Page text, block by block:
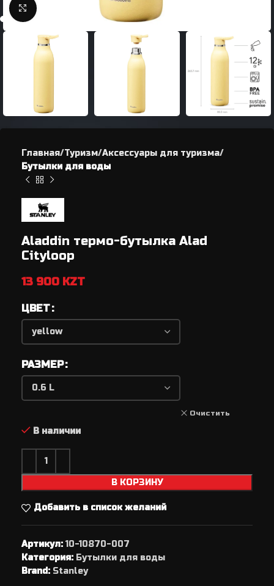
Нажмите, чтобы увеличить
Главная Туризм Аксессуары для туризма
Бутылки для воды
Aladdin термо-бутылка Alad
Cityloop
13 900 KZT
ЦВЕТ
РАЗМЕР
Очистить
В наличии
В КОРЗИНУ
Добавить в список желаний
Артикул:10-10870-007
Категория: Бутылки для воды
Brand: Stanley